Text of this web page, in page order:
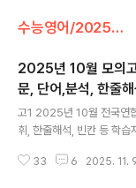
수능영어/2025년 전국연합 학력평가 영어
2025년 10월 모의
문, 단어,분석, 한줄
고1 2025년 10월 전국연
휘, 한줄해석, 빈칸 등 학습
로만 사용하시길 부탁드립
33 6 2025. 11.